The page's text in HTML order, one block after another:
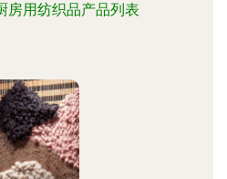
房用纺织品产品列表